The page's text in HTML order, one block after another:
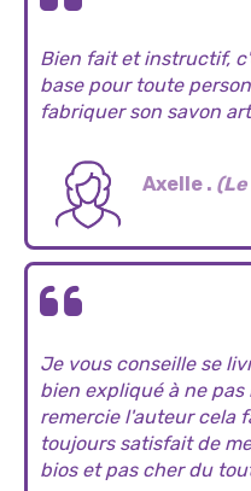
Bien fait et instructif,
base pour toute
fabriquer son savon
Axelle .
Je vous conseille se
bien expliqué à ne
remercie l'auteur cela
toujours satisfait de
bios et pas cher du